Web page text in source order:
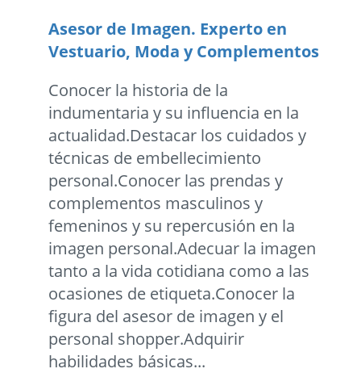
Asesor de Imagen. Experto en
Vestuario, Moda y Complementos
Conocer la historia de la
indumentaria y su influencia en la
actualidad.Destacar los cuidados y
técnicas de embellecimiento
personal.Conocer las prendas y
complementos masculinos y
femeninos y su repercusión en la
imagen personal.Adecuar la imagen
tanto a la vida cotidiana como a las
ocasiones de etiqueta.Conocer la
figura del asesor de imagen y el
personal shopper.Adquirir
habilidades básicas...